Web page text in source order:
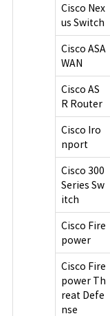
Cisco Nex
us Switch
Cisco ASA
WAN
Cisco AS
R Router
Cisco Iro
nport
Cisco 300
Series Sw
itch
Cisco Fire
power
Cisco Fire
power Th
reat Defe
nse